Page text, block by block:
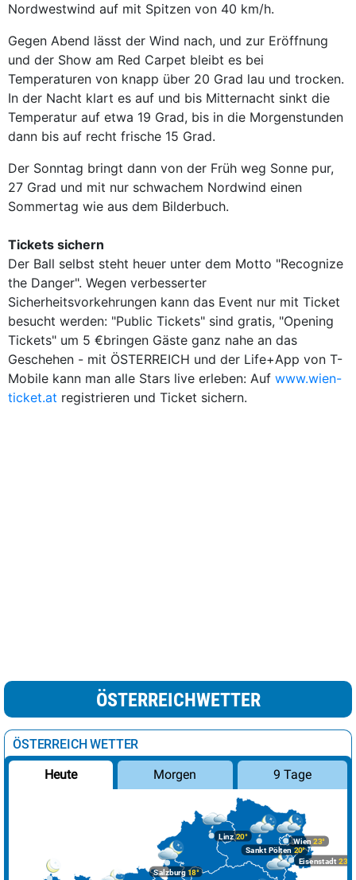
Nordwestwind auf mit Spitzen von 40 km/h.
Gegen Abend lässt der Wind nach, und zur Eröffnung
und der Show am Red Carpet bleibt es bei
Temperaturen von knapp über 20 Grad lau und trocken.
In der Nacht klart es auf und bis Mitternacht sinkt die
Temperatur auf etwa 19 Grad, bis in die Morgenstunden
dann bis auf recht frische 15 Grad.
Der Sonntag bringt dann von der Früh weg Sonne pur,
27 Grad und mit nur schwachem Nordwind einen
Sommertag wie aus dem Bilderbuch.
Tickets sichern
Der Ball selbst steht heuer unter dem Motto "Recognize
the Danger". Wegen verbesserter
Sicherheitsvorkehrungen kann das Event nur mit Ticket
besucht werden: "Public Tickets" sind gratis, "Opening
Tickets" um 5 €bringen Gäste ganz nahe an das
Geschehen - mit ÖSTERREICH und der Life+App von T-
Mobile kann man alle Stars live erleben: Auf www.wien-
ticket.at registrieren und Ticket sichern.
ÖSTERREICHWETTER
ÖSTERREICH WETTER
Heute Morgen 9 Tage
Linz20°
Salzburg18°
Wien 23°
Eisenstadt 23°
Sankt Pölten 20°